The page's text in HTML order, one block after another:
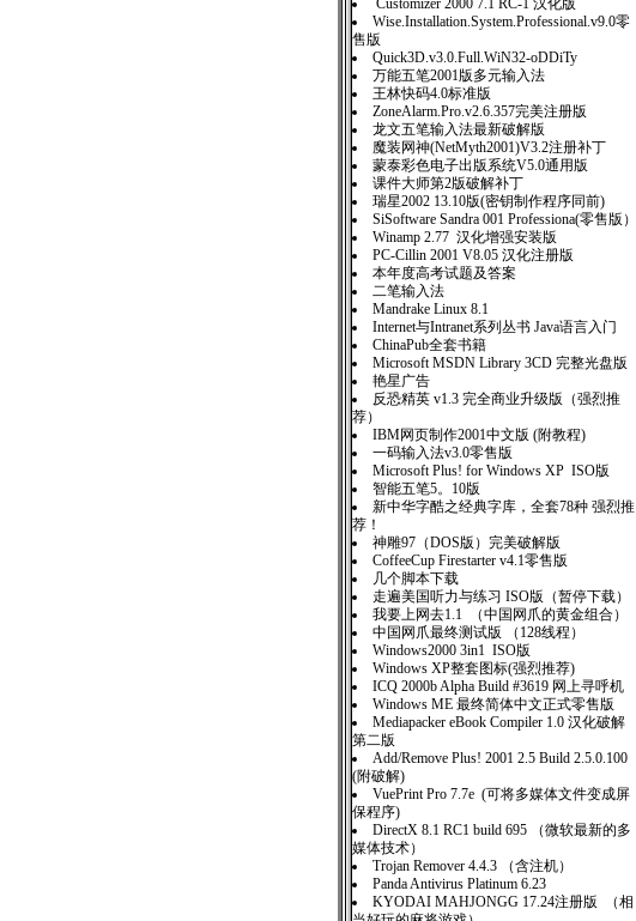
Customizer 2000 7.1 RC-1 汉化版
Wise.Installation.System.Professional.v9.0零
售版
Quick3D.v3.0.Full.WiN32-oDDiTy
万能五笔2001版多元输入法
王林快码4.0标准版
ZoneAlarm.Pro.v2.6.357完美注册版
龙文五笔输入法最新破解版
魔装网神(NetMyth2001)V3.2注册补丁
蒙泰彩色电子出版系统V5.0通用版
课件大师第2版破解补丁
瑞星2002 13.10版(密钥制作程序同前)
SiSoftware Sandra 001 Professiona(零售版）
Winamp 2.77 汉化增强安装版
PC-Cillin 2001 V8.05 汉化注册版
本年度高考试题及答案
二笔输入法
Mandrake Linux 8.1
Internet与Intranet系列丛书 Java语言入门
ChinaPub全套书籍
Microsoft MSDN Library 3CD 完整光盘版
艳星广告
反恐精英 v1.3 完全商业升级版（强烈推
荐）
IBM网页制作2001中文版 (附教程)
一码输入法v3.0零售版
Microsoft Plus! for Windows XP ISO版
智能五笔5。10版
新中华字酷之经典字库，全套78种 强烈推
荐！
神雕97（DOS版）完美破解版
CoffeeCup Firestarter v4.1零售版
几个脚本下载
走遍美国听力与练习 ISO版（暂停下载）
我要上网去1.1 （中国网爪的黄金组合）
中国网爪最终测试版 （128线程）
Windows2000 3in1 ISO版
Windows XP整套图标(强烈推荐)
ICQ 2000b Alpha Build #3619 网上寻呼机
Windows ME 最终简体中文正式零售版
Mediapacker eBook Compiler 1.0 汉化破解
第二版
Add/Remove Plus! 2001 2.5 Build 2.5.0.100
(附破解)
VuePrint Pro 7.7e (可将多媒体文件变成屏
保程序)
DirectX 8.1 RC1 build 695 （微软最新的多
媒体技术）
Trojan Remover 4.4.3 （含注机）
Panda Antivirus Platinum 6.23
KYODAI MAHJONGG 17.24注册版 （相